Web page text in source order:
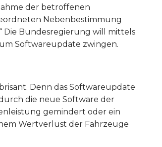
der betroffenen
Nebenbestimmung
Bundesregierung will mittels
Softwareupdate zwingen.
Denn das Softwareupdate
die neue Software der
gemindert oder ein
Wertverlust der Fahrzeuge